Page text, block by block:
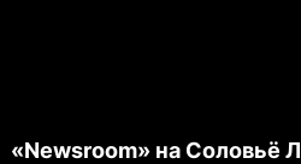
«Newsroom» на Соловьё